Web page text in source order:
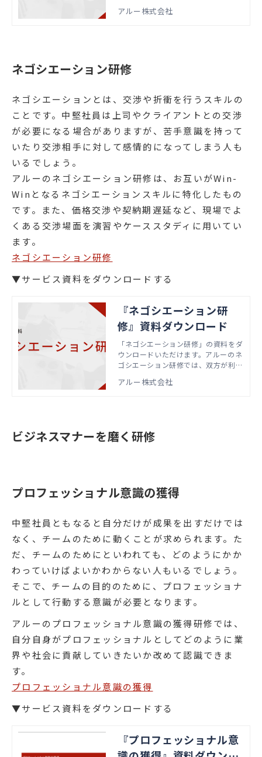
で、会議などの場で成果を最大化でき
アルー株式会社
ネゴシエーション研修
ネゴシエーションとは、交渉や折衝を行うスキルの
ことです。中堅社員は上司やクライアントとの交渉
が必要になる場合がありますが、苦手意識を持って
いたり交渉相手に対して感情的になってしまう人も
いるでしょう。
アルーのネゴシエーション研修は、お互いがWin-
Winとなるネゴシエーションスキルに特化したもの
です。また、価格交渉や契納期遅延など、現場でよ
くある交渉場面を演習やケーススタディに用いてい
ます。
ネゴシエーション研修
▼サービス資料をダウンロードする
『ネゴシエーション研
修』資料ダウンロード
「ネゴシエーション研修」の資料をダ
ウンロードいただけます。アルーのネ
ゴシエーション研修では、双方が利益
交渉」の考え方や手法を身につけるこ
アルー株式会社
ビジネスマナーを磨く研修
プロフェッショナル意識の獲得
中堅社員ともなると自分だけが成果を出すだけでは
なく、チームのために動くことが求められます。た
だ、チームのためにといわれても、どのようにかか
わっていけばよいかわからない人もいるでしょう。
そこで、チームの目的のために、プロフェッショナ
ルとして行動する意識が必要となります。
アルーのプロフェッショナル意識の獲得研修では、
自分自身がプロフェッショナルとしてどのように業
界や社会に貢献していきたいか改めて認識できま
す。
プロフェッショナル意識の獲得
▼サービス資料をダウンロードする
『プロフェッショナル意